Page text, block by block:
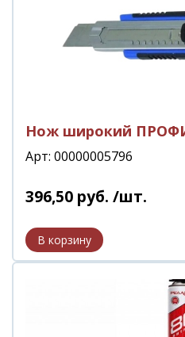
Нож широкий
Арт: 00000005796
396,50 руб. /шт.